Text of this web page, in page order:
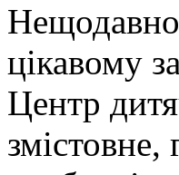
цікавому
Центр